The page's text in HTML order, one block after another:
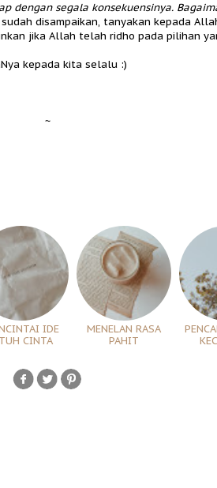
dengan segala konsekuensinya.
disampaikan, tanyakan kepada
jika Allah telah ridho pada pilihan
kepada kita selalu :)
~
IDE
CINTA
MENELAN RASA
PAHIT